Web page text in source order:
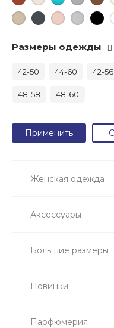
Размеры одежды
42-50 44-60 42-56
48-58 48-60
Женская одежда
Аксессуары
Большие размеры
Новинки
Парфюмерия